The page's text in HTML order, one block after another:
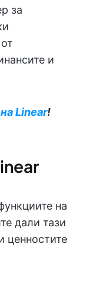
за
и
Linear!
на
дали тази
ценностите